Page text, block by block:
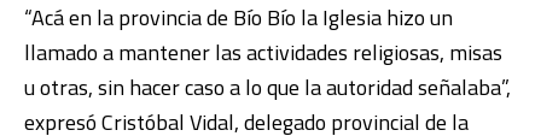
“Acá en la provincia de Bío Bío la Iglesia hizo un
llamado a mantener las actividades religiosas, misas
u otras, sin hacer caso a lo que la autoridad señalaba”,
expresó Cristóbal Vidal, delegado provincial de la